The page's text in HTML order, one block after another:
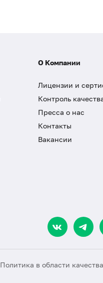
О Компании
Лицензии и
Контроль
Пресса о нас
Контакты
Вакансии
Политика в области